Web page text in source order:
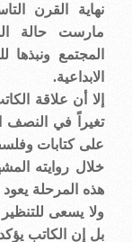
نهاية القرن
مارست حالة
المجتمع ونبذها
الابداعية.
إلا أن علاقة
تغيراً في النصف
على كتابات
خلال روايته
هذه المرحلة
ولا يسعى
بل إن الكاتب